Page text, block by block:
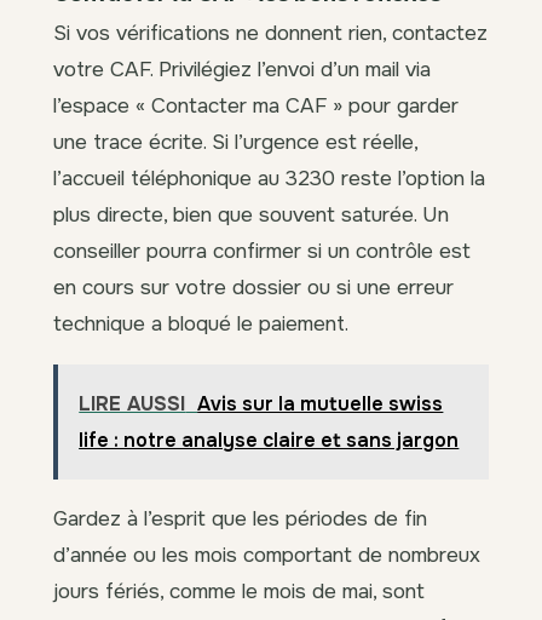
Si vos vérifications ne donnent rien, contactez
votre CAF. Privilégiez l’envoi d’un mail via
l’espace « Contacter ma CAF » pour garder
une trace écrite. Si l’urgence est réelle,
l’accueil téléphonique au 3230 reste l’option la
plus directe, bien que souvent saturée. Un
conseiller pourra confirmer si un contrôle est
en cours sur votre dossier ou si une erreur
technique a bloqué le paiement.
LIRE AUSSI Avis sur la mutuelle swiss
life : notre analyse claire et sans jargon
Gardez à l’esprit que les périodes de fin
d’année ou les mois comportant de nombreux
jours fériés, comme le mois de mai, sont